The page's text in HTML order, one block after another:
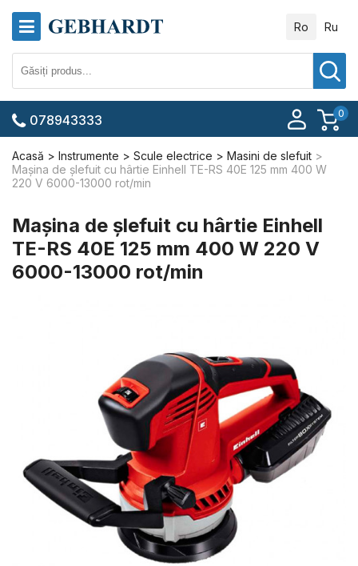
Ro Ru
0
078943333
Acasă Instrumente Scule electrice
Masini de slefuit
Maşina de şlefuit cu hârtie Einhell TE-RS 40E 125 mm 400 W
220 V 6000-13000 rot/min
Maşina de şlefuit cu hârtie Einhell
TE-RS 40E 125 mm 400 W 220 V
6000-13000 rot/min